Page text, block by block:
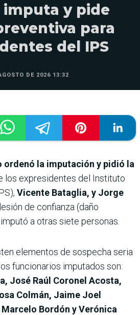
imputa y pide
para
del IPS
DE 2026 13:32
ordenó la imputación y pidió la
los expresidentes del Instituto
Vicente Bataglia, y Jorge
de confianza (daño
a otras siete personas.
elementos de sospecha seria
funcionarios imputados son:
José Raúl Coronel Acosta,
Colmán, Jaime Joel
Bordón y Verónica